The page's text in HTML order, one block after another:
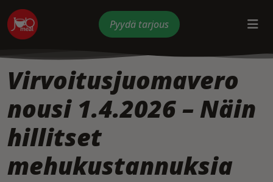
Pyydä tarjous
Virvoitusjuomavero
nousi 1.4.2026 – Näin
hillitset
mehukustannuksia